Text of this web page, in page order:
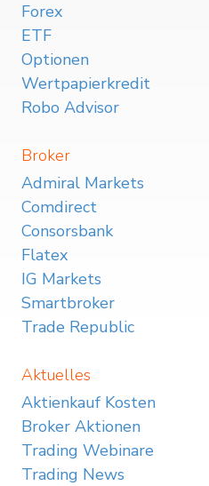
Forex
ETF
Optionen
Wertpapierkredit
Robo Advisor
Broker
Admiral Markets
Comdirect
Consorsbank
Flatex
IG Markets
Smartbroker
Trade Republic
Aktuelles
Aktienkauf Kosten
Broker Aktionen
Trading Webinare
Trading News